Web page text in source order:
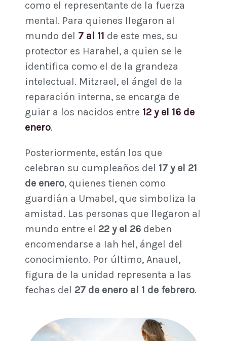
como el representante de la fuerza
mental. Para quienes llegaron al
mundo del 7 al 11 de este mes, su
protector es Harahel, a quien se le
identifica como el de la grandeza
intelectual. Mitzrael, el ángel de la
reparación interna, se encarga de
guiar a los nacidos entre 12 y el 16 de
enero.
Posteriormente, están los que
celebran su cumpleaños del 17 y el 21
de enero, quienes tienen como
guardián a Umabel, que simboliza la
amistad. Las personas que llegaron al
mundo entre el 22 y el 26 deben
encomendarse a Iah hel, ángel del
conocimiento. Por último, Anauel,
figura de la unidad representa a las
fechas del 27 de enero al 1 de febrero.